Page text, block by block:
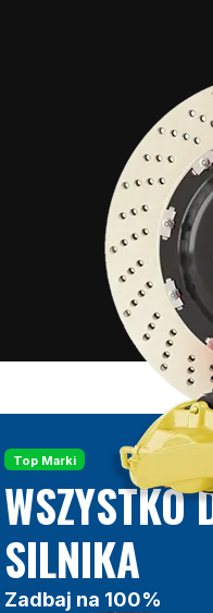
Top Marki
WSZYSTKO
SILNIKA
Zadbaj na 100%